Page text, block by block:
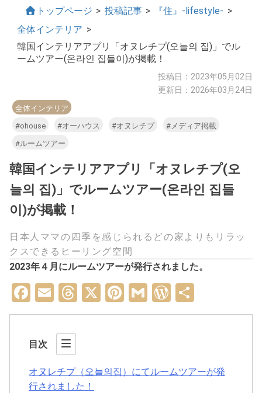
トップページ > 投稿記事 > 『住』-lifestyle- >
全体インテリア >
韓国インテリアアプリ「オヌレチプ(오늘의 집)」でル
ームツアー(온라인 집들이)が掲載！
投稿日：2023年05月02日
更新日：2026年03月24日
全体インテリア
#ohouse
#オーハウス #オヌレチプ
#メディア掲載
#ルームツアー
韓国インテリアアプリ「オヌレチプ(오
늘의 집)」でルームツアー(온라인 집들
이)が掲載！
日本人ママの四季を感じられるどの家よりもリラッ
クスできるヒーリング空間
2023年４月にルームツアーが発行されました。
Facebook
EmailThreads
X Pinterest
GmailWordPress
有
目次
オヌレチプ（오늘의집）にてルームツアーが発
行されました！